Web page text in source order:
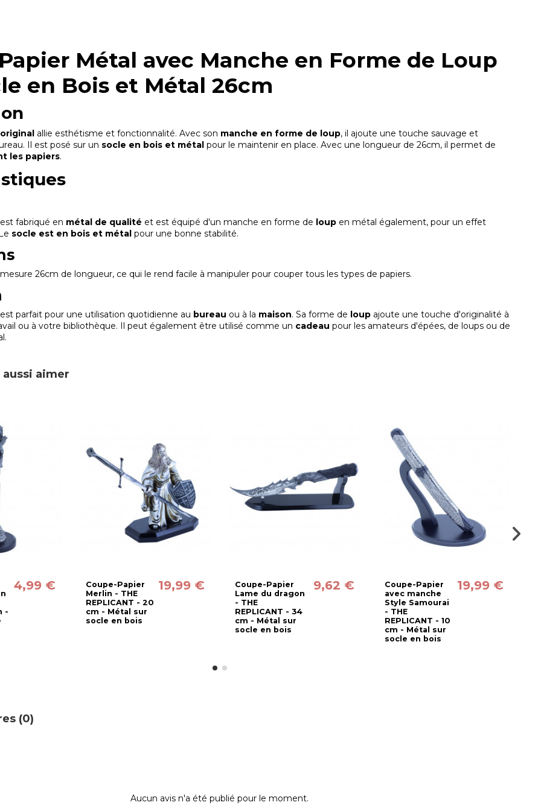
Métal avec Manche en Forme de Loup
en Bois et Métal 26cm
allie esthétisme et fonctionnalité. Avec son manche en forme de loup, il ajoute une touche sauvage et
Il est posé sur un socle en bois et métal pour le maintenir en place. Avec une longueur de 26cm, il permet de
les papiers.
fabriqué en métal de qualité et est équipé d'un manche en forme de loup en métal également, pour un effet
socle est en bois et métal pour une bonne stabilité.
26cm de longueur, ce qui le rend facile à manipuler pour couper tous les types de papiers.
parfait pour une utilisation quotidienne au bureau ou à la maison. Sa forme de loup ajoute une touche d'originalité à
ou à votre bibliothèque. Il peut également être utilisé comme un cadeau pour les amateurs d'épées, de loups ou de
aimer
-
4,99 €
Coupe-Papier
Merlin - THE
REPLICANT - 20
cm - Métal sur
socle en bois
19,99 €
Coupe-Papier
Lame du dragon
- THE
REPLICANT - 34
cm - Métal sur
socle en bois
9,62 €
Coupe-Papier
avec manche
Style Samourai
- THE
REPLICANT - 10
cm - Métal sur
socle en bois
19,99 €
(0)
Aucun avis n'a été publié pour le moment.